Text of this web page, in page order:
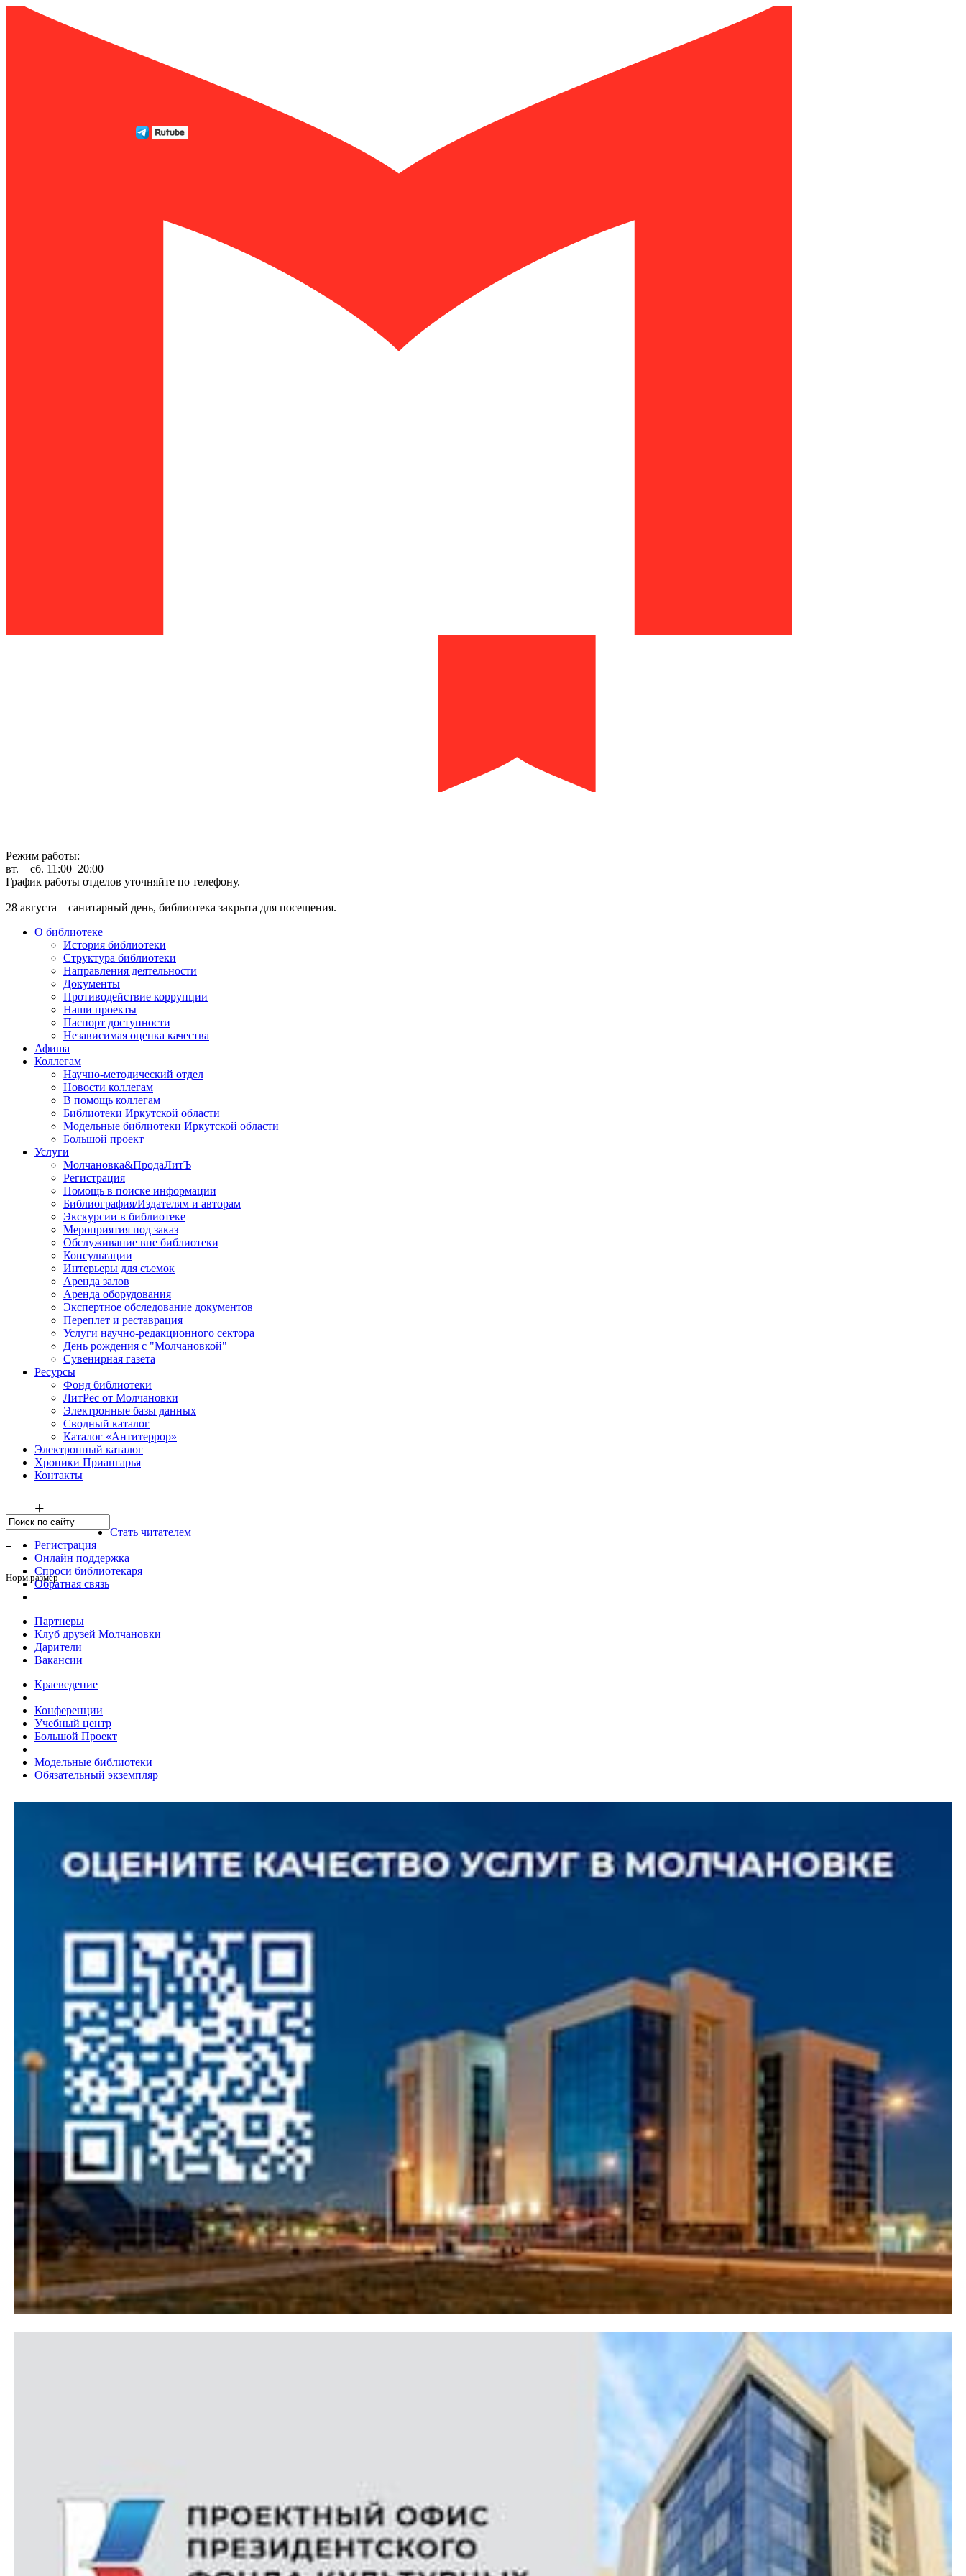
Режим работы:
вт. – сб. 11:00–20:00
График работы отделов уточняйте по телефону.
28 августа – санитарный день, библиотека закрыта для посещения.
О библиотеке
История библиотеки
Структура библиотеки
Направления деятельности
Документы
Противодействие коррупции
Наши проекты
Паспорт доступности
Независимая оценка качества
Афиша
Коллегам
Научно-методический отдел
Новости коллегам
В помощь коллегам
Библиотеки Иркутской области
Модельные библиотеки Иркутской области
Большой проект
Услуги
Молчановка&ПродаЛитЪ
Регистрация
Помощь в поиске информации
Библиография/Издателям и авторам
Экскурсии в библиотеке
Мероприятия под заказ
Обслуживание вне библиотеки
Консультации
Интерьеры для съемок
Аренда залов
Аренда оборудования
Экспертное обследование документов
Переплет и реставрация
Услуги научно-редакционного сектора
День рождения с "Молчановкой"
Сувенирная газета
Ресурсы
Фонд библиотеки
ЛитРес от Молчановки
Электронные базы данных
Сводный каталог
Каталог «Антитеррор»
Электронный каталог
Хроники Приангарья
Контакты
+
-
Норм.размер
Стать читателем
Регистрация
Онлайн поддержка
Спроси библиотекаря
Обратная связь
Партнеры
Клуб друзей Молчановки
Дарители
Вакансии
Краеведение
Конференции
Учебный центр
Большой Проект
Модельные библиотеки
Обязательный экземпляр